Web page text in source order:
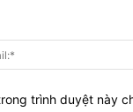
trình duyệt này